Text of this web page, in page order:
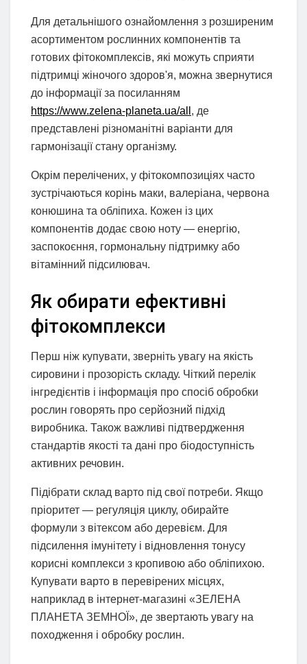
Для детальнішого ознайомлення з розширеним
асортиментом рослинних компонентів та
готових фітокомплексів, які можуть сприяти
підтримці жіночого здоров'я, можна звернутися
до інформації за посиланням
https://www.zelena-planeta.ua/all , де
представлені різноманітні варіанти для
гармонізації стану організму.
Окрім перелічених, у фітокомпозиціях часто
зустрічаються корінь маки, валеріана, червона
конюшина та обліпиха. Кожен із цих
компонентів додає свою ноту — енергію,
заспокоєння, гормональну підтримку або
вітамінний підсилювач.
Як обирати ефективні
фітокомплекси
Перш ніж купувати, зверніть увагу на якість
сировини і прозорість складу. Чіткий перелік
інгредієнтів і інформація про спосіб обробки
рослин говорять про серйозний підхід
виробника. Також важливі підтвердження
стандартів якості та дані про біодоступність
активних речовин.
Підібрати склад варто під свої потреби. Якщо
пріоритет — регуляція циклу, обирайте
формули з вітексом або деревієм. Для
підсилення імунітету і відновлення тонусу
корисні комплекси з кропивою або обліпихою.
Купувати варто в перевірених місцях,
наприклад в інтернет-магазині «ЗЕЛЕНА
ПЛАНЕТА ЗЕМНОЇ», де звертають увагу на
походження і обробку рослин.